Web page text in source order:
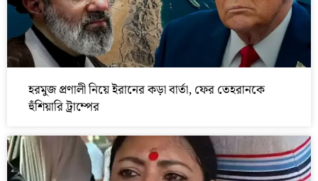
হরমুজ প্রণালী নিয়ে ইরানের কড়া বার্তা, ফের তেহরানকে
হুঁশিয়ারি ট্রাম্পের